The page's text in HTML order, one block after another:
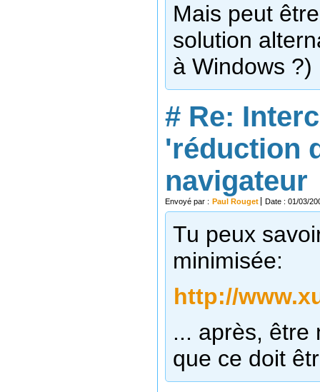
Mais peut
solution
à Windows ?)
# Re:
'réduction
navigateur
Envoyé par : Paul Rouget Date : 01/03/
Tu peux
minimisée:
http://
... après, être
que ce doit